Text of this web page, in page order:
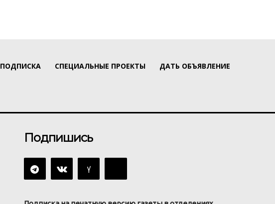
ПОДПИСКА СПЕЦИАЛЬНЫЕ ПРОЕКТЫ ДАТЬ ОБЪЯВЛЕНИЕ
Подпишись